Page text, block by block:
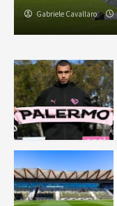
Gabriele Cavallaro